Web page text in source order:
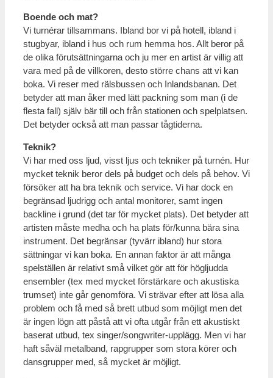
Boende och mat?
Vi turnérar tillsammans. Ibland bor vi på hotell, ibland i
stugbyar, ibland i hus och rum hemma hos. Allt beror på
de olika förutsättningarna och ju mer en artist är villig att
vara med på de villkoren, desto större chans att vi kan
boka. Vi reser med rälsbussen och Inlandsbanan. Det
betyder att man åker med lätt packning som man (i de
flesta fall) själv bär till och från stationen och spelplatsen.
Det betyder också att man passar tågtiderna.
Teknik?
Vi har med oss ljud, visst ljus och tekniker på turnén. Hur
mycket teknik beror dels på budget och dels på behov. Vi
försöker att ha bra teknik och service. Vi har dock en
begränsad ljudrigg och antal monitorer, samt ingen
backline i grund (det tar för mycket plats). Det betyder att
artisten måste medha och ha plats för/kunna bära sina
instrument. Det begränsar (tyvärr ibland) hur stora
sättningar vi kan boka. En annan faktor är att många
spelställen är relativt små vilket gör att för högljudda
ensembler (tex med mycket förstärkare och akustiska
trumset) inte går genomföra. Vi strävar efter att lösa alla
problem och få med så brett utbud som möjligt men det
är ingen lögn att påstå att vi ofta utgår från ett akustiskt
baserat utbud, tex singer/songwriter-upplägg. Men vi har
haft såväl metalband, rapgrupper som stora körer och
dansgrupper med, så mycket är möjligt.